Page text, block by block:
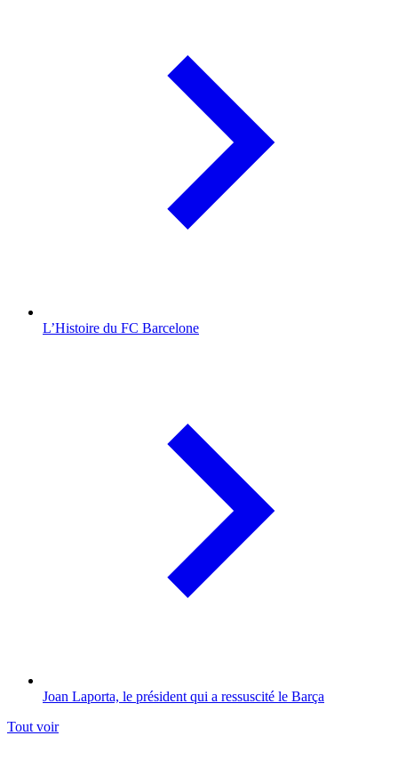
L’Histoire du FC Barcelone
Joan Laporta, le président qui a ressuscité le Barça
Tout voir